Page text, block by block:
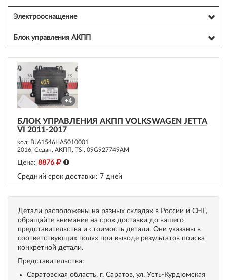
Электрооснащение
Блок управления АКПП
+4
БЛОК УПРАВЛЕНИЯ АКПП VOLKSWAGEN JETTA
VI 2011-2017
код: BJA1546HA5010001
2016, Седан, АКПП, TSi, 09G927749AM
Цена: 8876
Средний срок доставки: 7 дней
Детали расположены на разных складах в России и СНГ,
обращайте внимание на срок доставки до вашего
представительства и стоимость детали. Они указаны в
соответствующих полях при выводе результатов поиска
конкретной детали.
Представительства:
Саратовская область, г. Саратов, ул. Усть-Курдюмская